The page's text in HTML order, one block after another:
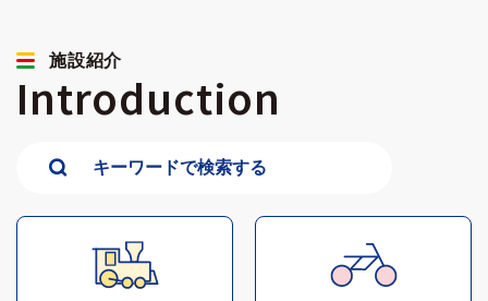
施設紹介
Introduction